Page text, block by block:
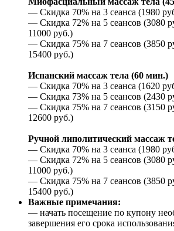
— Скидка 70% на 3 сеанса (1980
— Скидка 72% на 5 сеансов (3080
11000 руб.)
— Скидка 75% на 7 сеансов (3850
15400 руб.)
Испанский массаж тела (60 мин.)
— Скидка 70% на 3 сеанса (1620
— Скидка 73% на 5 сеансов (2430
— Скидка 75% на 7 сеансов (3150
12600 руб.)
Ручной липолитический массаж
— Скидка 70% на 3 сеанса (1980
— Скидка 72% на 5 сеансов (3080
11000 руб.)
— Скидка 75% на 7 сеансов (3850
15400 руб.)
Важные примечания:
— начать посещение по купону
завершения его срока